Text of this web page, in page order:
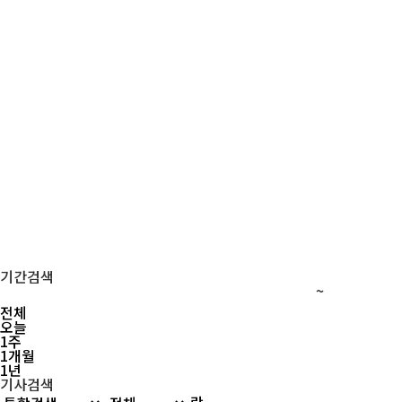
기간검색
~
전체
오늘
1주
1개월
1년
기사검색